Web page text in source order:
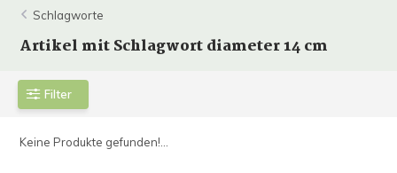
Schlagworte
Artikel mit Schlagwort diameter 14 cm
Filter
Keine Produkte gefunden!...